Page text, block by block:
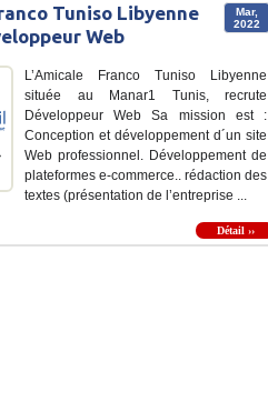
Mar,
2022
Tuniso Libyenne
Web
L’Amicale Franco Tuniso Libyenne
située au Manar1 Tunis, recrute
Développeur Web Sa mission est :
Conception et développement d´un site
Web professionnel. Développement de
plateformes e-commerce.. rédaction des
textes (présentation de l’entreprise ...
Détail ››